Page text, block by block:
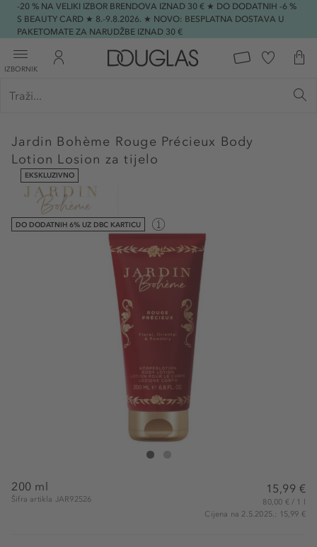
-20 % NA VELIKI IZBOR BRENDOVA IZNAD 30 € ★ DO DODATNIH -6 %
S BEAUTY CARD ★ 8.-9.8.2026. ★ NOVO: BESPLATNA DOSTAVA U
PAKETOMATE ZA NARUDŽBE IZNAD 30 €
IZBORNIK
Jardin Bohème Rouge Précieux Body
Lotion Losion za tijelo
EKSKLUZIVNO
DO DODATNIH 6% UZ DBC KARTICU
Jardin Bohème Rouge Précieux Body Lotion
200 ml
Šifra artikla JAR92526
15,99 €
80,00 € / 1 l
Cijena na 2.5.2025.: 15,99 €